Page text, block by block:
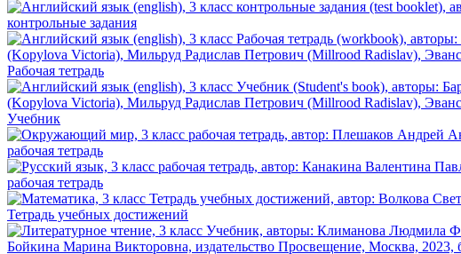
контрольные задания
Рабочая тетрадь
Учебник
рабочая тетрадь
рабочая тетрадь
Тетрадь учебных достижений